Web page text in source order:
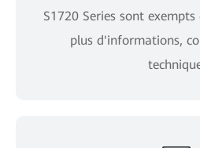
S1720 Series sont
plus d'informations,